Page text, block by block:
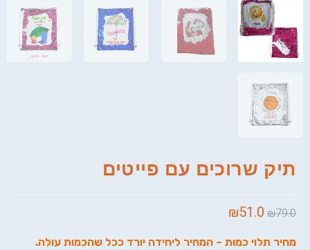
תיק שרוכים עם פייטים
₪79.0
₪51.0
מחיר תלוי כמות – המחיר ליחידה יורד ככל שהכמות עולה.